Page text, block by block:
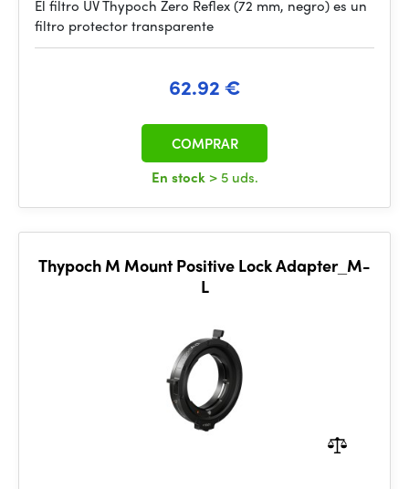
El filtro UV Thypoch Zero Reflex (72 mm, negro) es un
filtro protector transparente
62.92 €
En stock > 5 uds.
COMPRAR
Thypoch M Mount Positive Lock Adapter_M-
L